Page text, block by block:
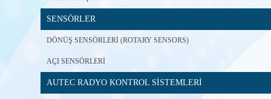
SENSÖRLER
DÖNÜŞ SENSÖRLERİ (ROTARY SENSORS)
AÇI SENSÖRLERİ
AUTEC RADYO KONTROL SİSTEMLERİ